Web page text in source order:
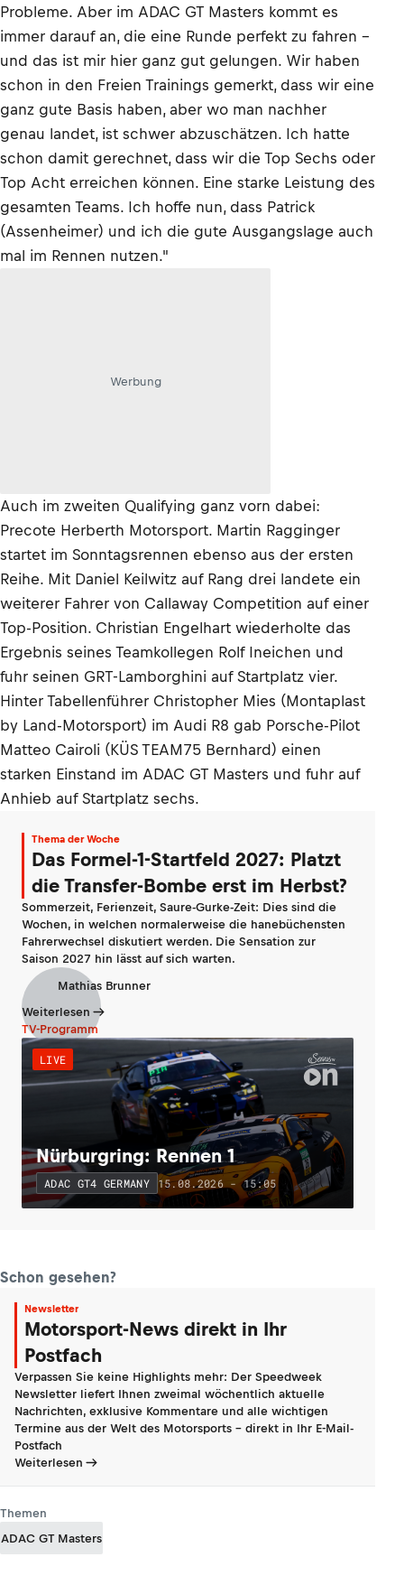
Probleme. Aber im ADAC GT Masters kommt es
immer darauf an, die eine Runde perfekt zu fahren -
und das ist mir hier ganz gut gelungen. Wir haben
schon in den Freien Trainings gemerkt, dass wir eine
ganz gute Basis haben, aber wo man nachher
genau landet, ist schwer abzuschätzen. Ich hatte
schon damit gerechnet, dass wir die Top Sechs oder
Top Acht erreichen können. Eine starke Leistung des
gesamten Teams. Ich hoffe nun, dass Patrick
(Assenheimer) und ich die gute Ausgangslage auch
mal im Rennen nutzen."
Werbung
Auch im zweiten Qualifying ganz vorn dabei:
Precote Herberth Motorsport. Martin Ragginger
startet im Sonntagsrennen ebenso aus der ersten
Reihe. Mit Daniel Keilwitz auf Rang drei landete ein
weiterer Fahrer von Callaway Competition auf einer
Top-Position. Christian Engelhart wiederholte das
Ergebnis seines Teamkollegen Rolf Ineichen und
fuhr seinen GRT-Lamborghini auf Startplatz vier.
Hinter Tabellenführer Christopher Mies (Montaplast
by Land-Motorsport) im Audi R8 gab Porsche-Pilot
Matteo Cairoli (KÜS TEAM75 Bernhard) einen
starken Einstand im ADAC GT Masters und fuhr auf
Anhieb auf Startplatz sechs.
Thema der Woche
Das Formel-1-Startfeld 2027: Platzt
die Transfer-Bombe erst im Herbst?
Sommerzeit, Ferienzeit, Saure-Gurke-Zeit: Dies sind die
Wochen, in welchen normalerweise die hanebüchensten
Fahrerwechsel diskutiert werden. Die Sensation zur
Saison 2027 hin lässt auf sich warten.
Mathias Brunner
Weiterlesen
TV-Programm
LIVE
Nürburgring: Rennen 1
ADAC GT4 GERMANY 15.08.2026 - 15:05
Schon gesehen?
Newsletter
Motorsport-News direkt in Ihr
Postfach
Verpassen Sie keine Highlights mehr: Der Speedweek
Newsletter liefert Ihnen zweimal wöchentlich aktuelle
Nachrichten, exklusive Kommentare und alle wichtigen
Termine aus der Welt des Motorsports - direkt in Ihr E-Mail-
Postfach
Weiterlesen
Themen
ADAC GT Masters